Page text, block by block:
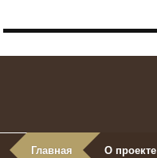
Главная О проекте